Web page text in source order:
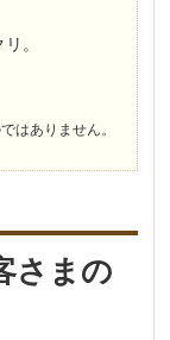
。
はありません。
さまの